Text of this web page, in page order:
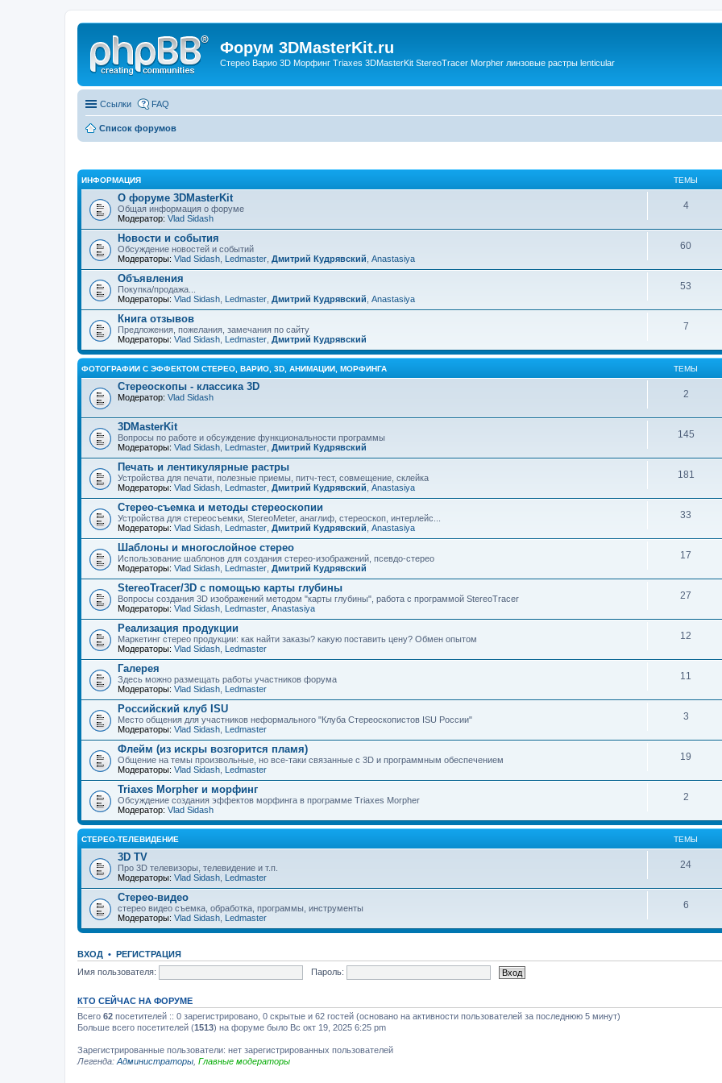
Форум 3DMasterKit.ru
Стерео Варио 3D Морфинг Triaxes 3DMasterKit StereoTracer Morpher линзовые растры lenticular
Ссылки FAQ
Список форумов
ИНФОРМАЦИЯ ТЕМЫ
О форуме 3DMasterKit
Общая информация о форуме
Модератор: Vlad Sidash
4
Новости и события
Обсуждение новостей и событий
Модераторы: Vlad Sidash Ledmaster Дмитрий Кудрявский Anastasiya
60
Объявления
Покупка/продажа...
Модераторы: Vlad Sidash Ledmaster Дмитрий Кудрявский Anastasiya
53
Книга отзывов
Предложения, пожелания, замечания по сайту
Модераторы: Vlad Sidash Ledmaster Дмитрий Кудрявский
7
ФОТОГРАФИИ С ЭФФЕКТОМ СТЕРЕО, ВАРИО, 3D, АНИМАЦИИ, МОРФИНГА ТЕМЫ
Стереоскопы - классика 3D
Модератор: Vlad Sidash 2
3DMasterKit
Вопросы по работе и обсуждение функциональности программы
Модераторы: Vlad Sidash Ledmaster Дмитрий Кудрявский
145
Печать и лентикулярные растры
Устройства для печати, полезные приемы, питч-тест, совмещение, склейка
Модераторы: Vlad Sidash Ledmaster Дмитрий Кудрявский Anastasiya
181
Стерео-съемка и методы стереоскопии
Устройства для стереосъемки, StereoMeter, анаглиф, стереоскоп, интерлейс...
Модераторы: Vlad Sidash Ledmaster Дмитрий Кудрявский Anastasiya
33
Шаблоны и многослойное стерео
Использование шаблонов для создания стерео-изображений, псевдо-стерео
Модераторы: Vlad Sidash Ledmaster Дмитрий Кудрявский
17
StereoTracer/3D с помощью карты глубины
Вопросы создания 3D изображений методом "карты глубины", работа с программой StereoTracer
Модераторы: Vlad Sidash Ledmaster Anastasiya
27
Реализация продукции
Маркетинг стерео продукции: как найти заказы? какую поставить цену? Обмен опытом
Модераторы: Vlad Sidash Ledmaster
12
Галерея
Здесь можно размещать работы участников форума
Модераторы: Vlad Sidash Ledmaster
11
Российский клуб ISU
Место общения для участников неформального "Клуба Стереоскопистов ISU России"
Модераторы: Vlad Sidash Ledmaster
3
Флейм (из искры возгорится пламя)
Общение на темы произвольные, но все-таки связанные с 3D и программным обеспечением
Модераторы: Vlad Sidash Ledmaster
19
Triaxes Morpher и морфинг
Обсуждение создания эффектов морфинга в программе Triaxes Morpher
Модератор: Vlad Sidash
2
СТЕРЕО-ТЕЛЕВИДЕНИЕ ТЕМЫ
3D TV
Про 3D телевизоры, телевидение и т.п.
Модераторы: Vlad Sidash Ledmaster
24
Стерео-видео
стерео видео съемка, обработка, программы, инструменты
Модераторы: Vlad Sidash Ledmaster
6
ВХОД • РЕГИСТРАЦИЯ
Имя пользователя:
Пароль:
КТО СЕЙЧАС НА ФОРУМЕ
Всего 62 посетителей :: 0 зарегистрировано, 0 скрытые и 62 гостей (основано на активности пользователей за последнюю 5 минут)
Больше всего посетителей (1513) на форуме было Вс окт 19, 2025 6:25 pm
Зарегистрированные пользователи: нет зарегистрированных пользователей
Легенда: Администраторы Главные модераторы